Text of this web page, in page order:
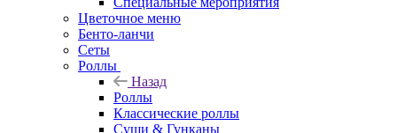
Цветочное меню
Бенто-ланчи
Сеты
Роллы
Назад
Роллы
Классические роллы
Суши & Гунканы